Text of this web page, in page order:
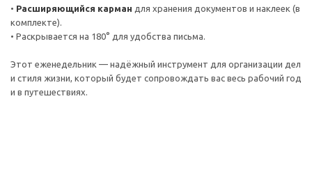
• Расширяющийся карман для хранения документов и наклеек (в
комплекте).
• Раскрывается на 180° для удобства письма.
Этот еженедельник — надёжный инструмент для организации дел
и стиля жизни, который будет сопровождать вас весь рабочий год
и в путешествиях.